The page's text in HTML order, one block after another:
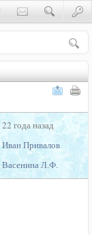
22 года назад
Иван Привалов
Васенина Л.Ф.